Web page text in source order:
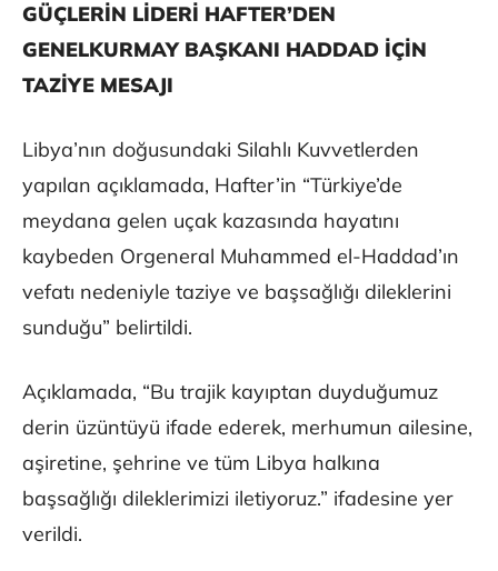
GÜÇLERİN LİDERİ HAFTER’DEN
GENELKURMAY BAŞKANI HADDAD İÇİN
TAZİYE MESAJI
Libya’nın doğusundaki Silahlı Kuvvetlerden
yapılan açıklamada, Hafter’in “Türkiye’de
meydana gelen uçak kazasında hayatını
kaybeden Orgeneral Muhammed el-Haddad’ın
vefatı nedeniyle taziye ve başsağlığı dileklerini
sunduğu” belirtildi.
Açıklamada, “Bu trajik kayıptan duyduğumuz
derin üzüntüyü ifade ederek, merhumun ailesine,
aşiretine, şehrine ve tüm Libya halkına
başsağlığı dileklerimizi iletiyoruz.” ifadesine yer
verildi.